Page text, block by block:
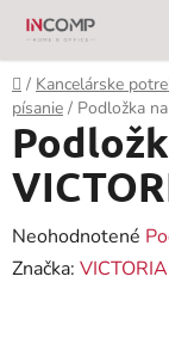
Prejsť
obsah
Domov
/ Kancelárske
písanie / Podložka
Priemerné
hodnotenie
Neohodnotené
Značka: